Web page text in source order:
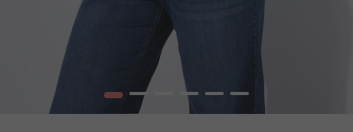
1 2 4 5 6